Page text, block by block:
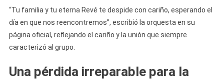
“Tu familia y tu eterna Revé te despide con cariño, esperando el
día en que nos reencontremos”, escribió la orquesta en su
página oficial, reflejando el cariño y la unión que siempre
caracterizó al grupo.
Una pérdida irreparable para la